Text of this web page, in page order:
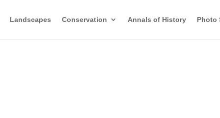
Landscapes Conservation Annals of History Photo